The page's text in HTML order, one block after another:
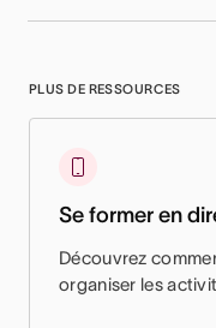
PLUS DE RESSOURCES
Se former en
Découvrez
organiser les